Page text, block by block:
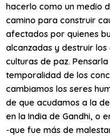
hacerlo como un medio
camino para construir
afectados por quienes
alcanzadas y destruir
culturas de paz.
temporalidad de los
cambiamos los seres
de que acudamos a la
en la India de Gandhi, o
-que fue más de